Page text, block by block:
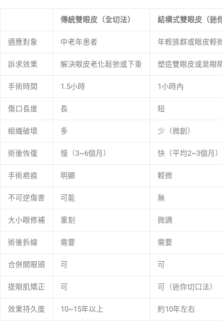
傳統雙眼皮（全切法） 結構式雙眼皮（迷
適應對象 中老年患者 年輕族群或眼皮輕
訴求效果 解決眼皮老化鬆弛或下垂 塑造雙眼皮或是眼
手術時間 1.5小時 1小時內
傷口長度 長 短
組織破壞 多 少（微創）
術後恢復 慢（3~6個月） 快（平均2~3個月）
手術疤痕 明顯 輕微
不可逆傷害 可能 無
大小眼修補 重割 微調
術後拆線 需要 需要
合併開眼頭 可 可
提眼肌矯正 可 可（迷你切口法）
效果持久度 10~15年以上 約10年左右